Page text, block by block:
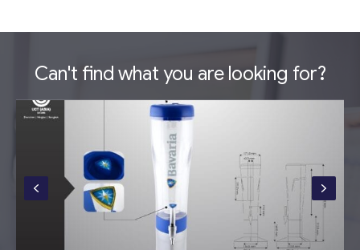
Can't find what you are looking for?